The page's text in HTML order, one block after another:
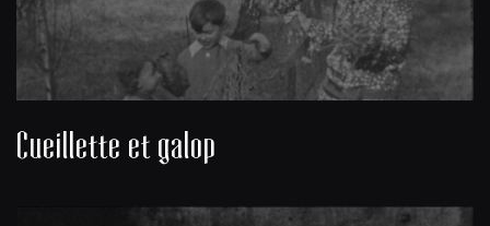
Cueillette et galop